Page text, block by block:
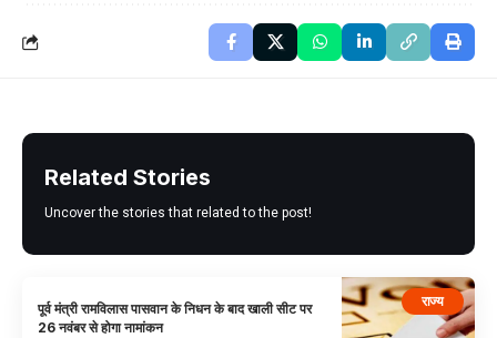
Related Stories
Uncover the stories that related to the post!
राज्य
पूर्व मंत्री रामविलास पासवान के निधन के बाद खाली सीट पर
26 नवंबर से होगा नामांकन